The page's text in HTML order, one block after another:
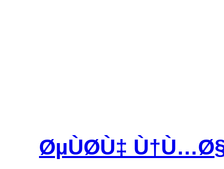
ØµÙØ­Ù‡